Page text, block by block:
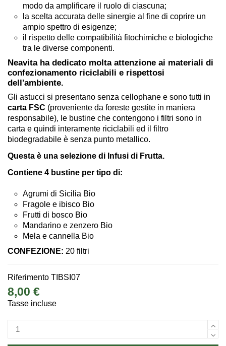
modo da amplificare il ruolo di ciascuna;
la scelta accurata delle sinergie al fine di coprire un
ampio spettro di esigenze;
il rispetto delle compatibilità fitochimiche e biologiche
tra le diverse componenti.
Neavita ha dedicato molta attenzione ai materiali di
confezionamento riciclabili e rispettosi
dell'ambiente.
Gli astucci si presentano senza cellophane e sono tutti in
carta FSC (proveniente da foreste gestite in maniera
responsabile), le bustine che contengono i filtri sono in
carta e quindi interamente riciclabili ed il filtro
biodegradabile è senza punto metallico.
Questa è una selezione di Infusi di Frutta.
Contiene 4 bustine per tipo di:
Agrumi di Sicilia Bio
Fragole e ibisco Bio
Frutti di bosco Bio
Mandarino e zenzero Bio
Mela e cannella Bio
CONFEZIONE: 20 filtri
Riferimento TIBSI07
8,00 €
Tasse incluse